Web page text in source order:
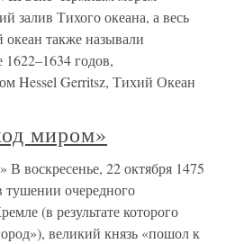
залив Тихого океана, а весь
также называли
годов,
Hessel Gerritsz, Тихий Океан
миром»
воскресенье, 22 октября 1475
тушении очередного
(в результате которого
великий князь «пошол к